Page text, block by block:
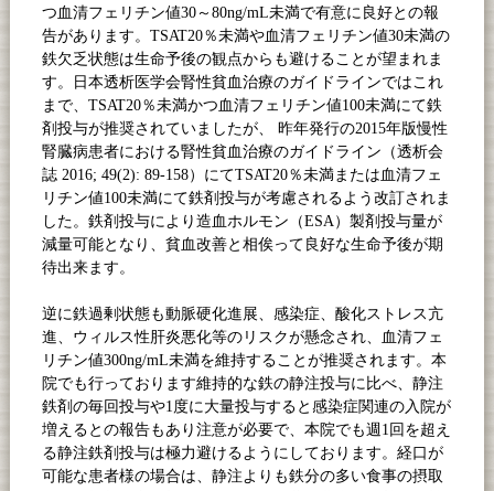
つ血清フェリチン値30 ～80ng/mL未満で有意に良好との報
告があります。TSAT20％未満や血清フェリチン値30未満の
鉄欠乏状態は生命予後の観点からも避けることが望まれま
す。日本透析医学会腎性貧血治療のガイドラインではこれ
まで、TSAT20％未満かつ血清フェリチン値100未満にて鉄
剤投与が推奨されていましたが、
昨年発行の2015年版慢性
腎臓病患者における腎性貧血治療のガイドライン （透析会
誌 2016; 49(2): 89-158）にてTSAT20％未満または血清フェ
リチン値100未満にて鉄剤投与が考慮されるよう改訂されま
した。鉄剤投与により造血ホルモン（ESA）製剤投与量が
減量可能となり、貧血改善と相俟って良好な生命予後が期
待出来ます。
逆に鉄過剰状態も動脈硬化進展、感染症、酸化ストレス亢
進、ウィルス性肝炎悪化等のリスクが懸念され、血清フェ
リチン値300ng/mL未満を維持することが推奨されます。本
院でも行っております維持的な鉄の静注投与に比べ、静注
鉄剤の毎回投与や1度に大量投与すると感染症関連の入院が
増えるとの報告もあり注意が必要で、本院でも週 1 回を超え
る静注鉄剤投与は極力避けるようにしております。経口が
可能な患者様の場合は、静注よりも鉄分の多い食事の摂取